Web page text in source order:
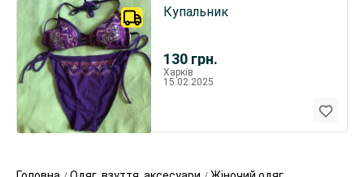
130 грн.
Купальник
Харків
15.02.2025